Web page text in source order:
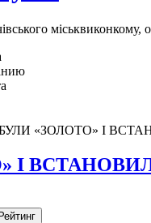
міськвиконкому,
«ЗОЛОТО» І
І